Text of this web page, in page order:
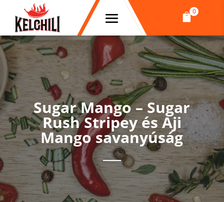
0

Sugar Mango – Sugar
Rush Stripey és Aji
Mango savanyúság